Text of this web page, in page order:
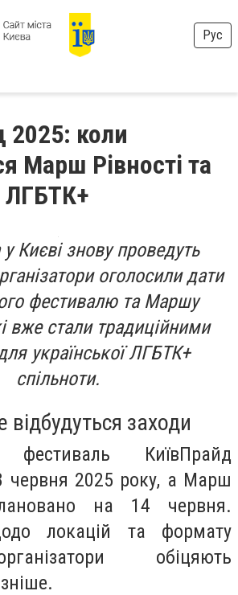
Рус
2025: коли
Марш Рівності та
ЛГБТК+
у Києві знову проведуть
оголосили дати
фестивалю та Маршу
вже стали традиційними
української ЛГБТК+
спільноти.
відбудуться заходи
фестиваль КиївПрайд
червня 2025 року, а Марш
на 14 червня.
локацій та формату
обіцяють